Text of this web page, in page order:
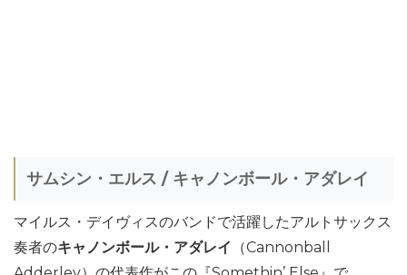
サムシン・エルス / キャノンボール・アダレイ
マイルス・デイヴィスのバンドで活躍したアルトサックス
奏者のキャノンボール・アダレイ
（Cannonball